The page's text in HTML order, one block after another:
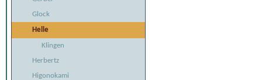
Glock
Helle
Klingen
Herbertz
Higonokami